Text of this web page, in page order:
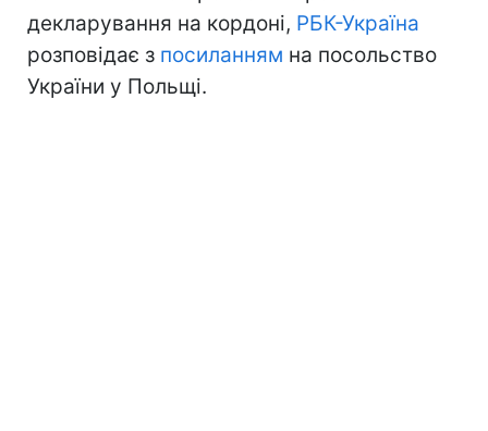
декларування на кордоні, РБК-Україна
розповідає з посиланням на посольство
України у Польщі.